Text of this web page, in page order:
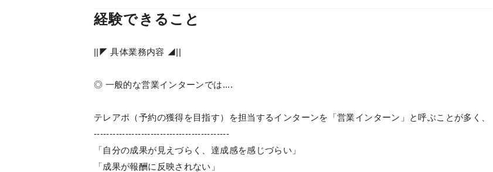
経験できること
||◤ 具体業務内容 ◢||
◎ 一般的な営業インターンでは....
テレアポ（予約の獲得を目指す）を担当するインターンを「営業インターン」と呼ぶことが多く、
-------------------------------------------
「自分の成果が見えづらく、達成感を感じづらい」
「成果が報酬に反映されない」